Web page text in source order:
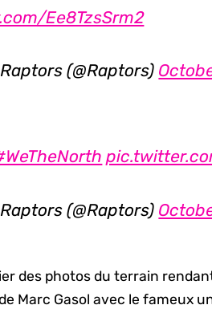
Ee8TzsSrm2
(@Raptors)
(@Raptors)
des photos du terrain
Marc Gasol avec le fameux